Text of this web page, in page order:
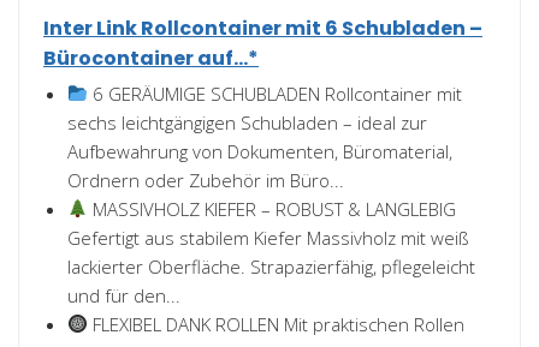
Inter Link Rollcontainer mit 6 Schubladen –
Bürocontainer auf...*
6 GERÄUMIGE SCHUBLADEN Rollcontainer mit
sechs leichtgängigen Schubladen – ideal zur
Aufbewahrung von Dokumenten, Büromaterial,
Ordnern oder Zubehör im Büro...
MASSIVHOLZ KIEFER – ROBUST & LANGLEBIG
Gefertigt aus stabilem Kiefer Massivholz mit weiß
lackierter Oberfläche. Strapazierfähig, pflegeleicht
und für den...
FLEXIBEL DANK ROLLEN Mit praktischen Rollen